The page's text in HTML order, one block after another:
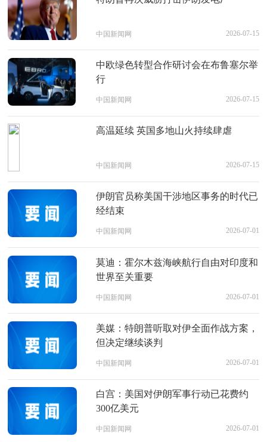
中国新闻网 2026-07-15
中欧绿色转型合作研讨会在布鲁塞尔举
行
中国新闻网 2026-07-15
高温延续 英国多地山火持续肆虐
中国新闻网 2026-07-15
伊朗官员称美国干涉地区事务的时代已
经结束
中国新闻网 2026-07-01
莫迪：霍尔木兹海峡航行自由对印度和
世界至关重要
中国新闻网 2026-07-01
美媒：特朗普听取对伊全面作战方案，
但决定继续谈判
中国新闻网 2026-07-01
白宫：美国对伊朗军事行动已花费约
300亿美元
中国新闻网 2026-07-01